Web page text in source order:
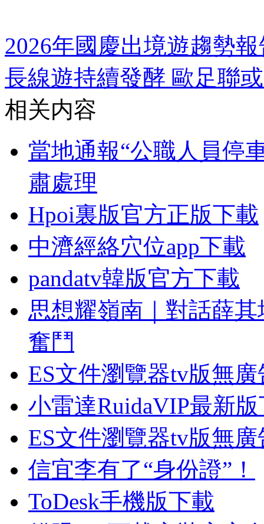
2026年國慶出境遊趨勢
長線遊持續發酵 歐足聯
相关内容
當地通報“公職人員停
肅處理
Hpoi裏版官方正版下載
中濟經絡穴位app下載
pandatv韓版官方下載
思想耀嶺南｜對話薛
奮鬥
ES文件瀏覽器tv版無
小雷達RuidaVIP最新
ES文件瀏覽器tv版無
信宜李有了“身份證”！
ToDesk手機版下載